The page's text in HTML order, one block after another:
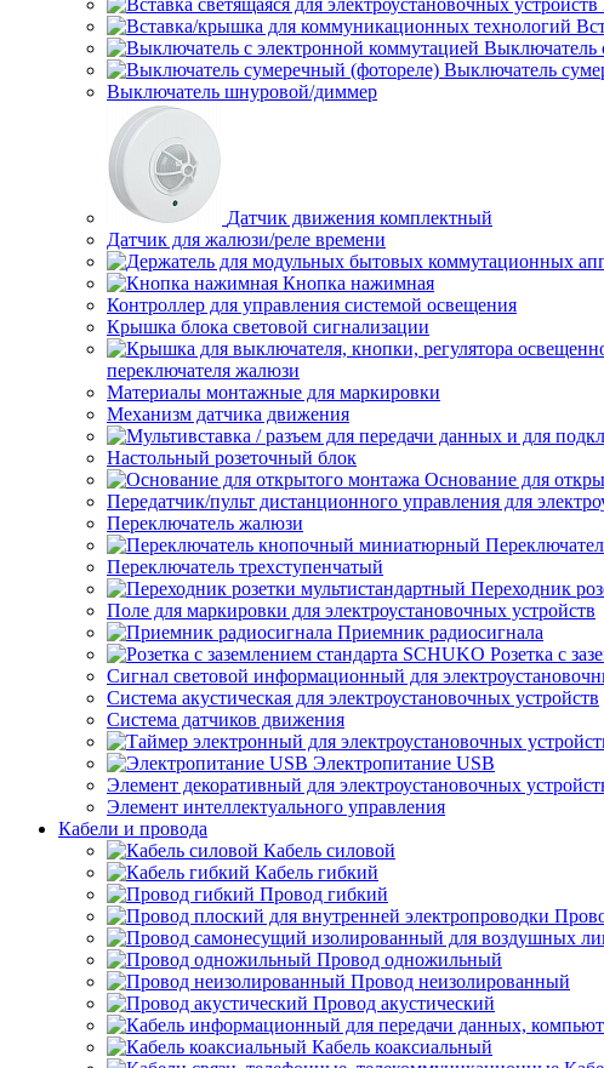
Выключатель
Выключатель
Выключатель шнуровой/диммер
Датчик движения комплектный
Датчик для жалюзи/реле времени
Кнопка нажимная
Контроллер для управления системой освещения
Крышка блока световой сигнализации
переключателя жалюзи
Материалы монтажные для маркировки
Механизм датчика движения
Настольный розеточный блок
Основание для
Передатчик/пульт дистанционного управления для
Переключатель жалюзи
Переключатель трехступенчатый
Переходник
Поле для маркировки для электроустановочных устройств
Приемник радиосигнала
Розетка с
Сигнал световой информационный для
Система акустическая для электроустановочных устройств
Система датчиков движения
Электропитание USB
Элемент декоративный для электроустановочных
Элемент интеллектуального управления
Кабели и провода
Кабель силовой
Кабель гибкий
Провод гибкий
Провод одножильный
Провод неизолированный
Провод акустический
Кабель коаксиальный